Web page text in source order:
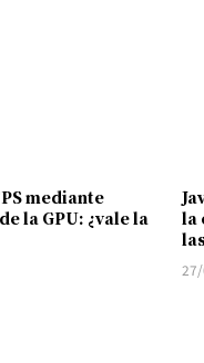
mediante
la GPU: ¿vale la
la